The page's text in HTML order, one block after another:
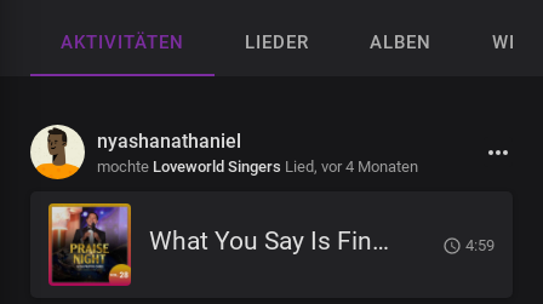
AKTIVITÄTEN LIEDER ALBEN
nyashanathaniel
mochte Loveworld Singers Lied, vor 4 Monaten
What You Say Is Final 4:59